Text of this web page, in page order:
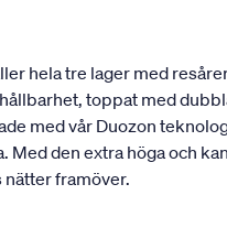
hela tre lager med
toppat med
med vår Duozon
den extra höga och
framöver.